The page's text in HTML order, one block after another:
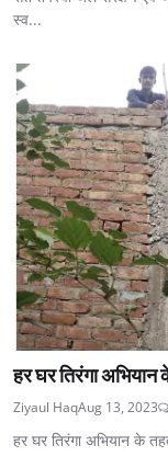
स्व...
हर घर तिरंगा
Ziyaul HaqAug 13, 2023
हर घर तिरंगा अभियान के